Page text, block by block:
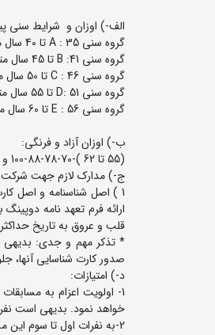
الف-) اوزان و شرایط سنی
گروه سنی A : 35 تا 40 سال متولدین 1986 - 1991 میلادی (1364/10/11 لغایت 1370/10/10 شمسی).
گروه سنی B :41 تا 45 سال متولدین 1985 - 1981 میلادی (1359/10/11 لغایت 1364/10/10 شمسی ).
گروه سنی C : 46 تا 50 سال متولدین 1980 - 1976 میلادی (1354/10/11 لغایت 1359/10/10 شمسی).
گروه سنی D: 51 تا 55 سال متولدین 1975 - 1971 میلادی (1349/10/11 لغایت 1354/10/10 شمسی).
گروه سنی E : 56 تا 60 سال متولدین 1970 - 1966 میلادی (1344/10/11 لغایت 1349/10/10 شمسی).
ب-) اوزان آزاد و فرنگی:
(55 تا 62 )-70-78-88-100 و 100+ تا 130 کیلوگرم
ج-) مدارک لازم جهت شرکت
قلب و عروق به تاریخ
* تذکر مهم و جدی: بدیهی
صدور کارت شناسایی آنها،
د-) امتیازات:
1- اولویت اعزام به
خواهد نمود. بدیهی است
2-به نفرات اول تا سوم این مسابقات مدال اهداء خواهد شد.